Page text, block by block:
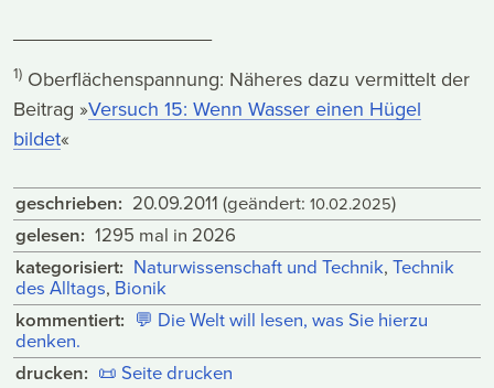
1) Oberflächenspannung: Näheres dazu vermittelt der
Beitrag »Versuch 15: Wenn Wasser einen Hügel
bildet«
geschrieben: 20.09.2011 (geändert: 10.02.2025)
gelesen: 1295 mal in 2026
kategorisiert: Naturwissenschaft und Technik, Technik
des Alltags, Bionik
kommentiert: 💬 Die Welt will lesen, was Sie hierzu
denken.
drucken: 📜 Seite drucken